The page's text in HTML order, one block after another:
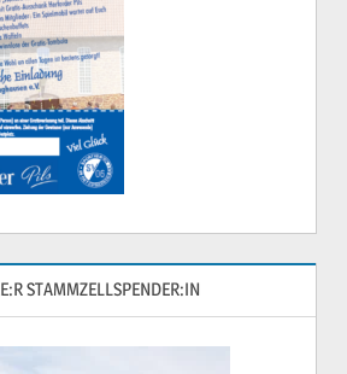
STAMMZELLSPENDER:IN